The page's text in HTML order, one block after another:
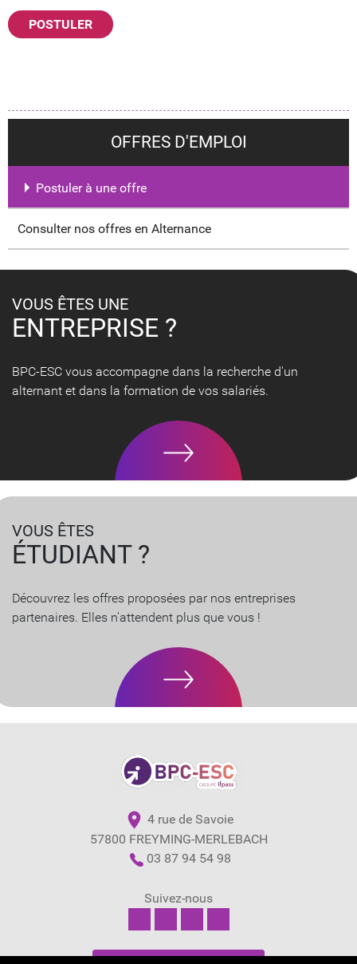
OFFRES D'EMPLOI
Postuler à une offre
Consulter nos offres en Alternance
VOUS ÊTES UNE
ENTREPRISE ?
BPC-ESC vous accompagne dans la recherche d'un
alternant et dans la formation de vos salariés.
VOUS ÊTES
ÉTUDIANT ?
Découvrez les offres proposées par nos entreprises
partenaires. Elles n'attendent plus que vous !
4 rue de Savoie
57800 FREYMING-MERLEBACH
03 87 94 54 98
Suivez-nous